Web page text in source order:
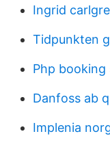
Ingrid
Tidpunkten
Php booking
Danfoss ab
Implenia